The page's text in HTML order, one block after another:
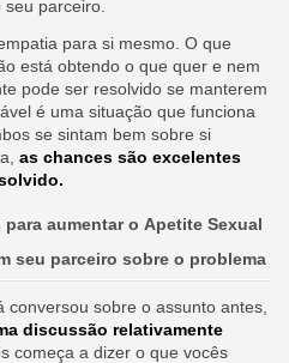
parceiro.
para si mesmo. O que
está obtendo o que quer e nem
pode ser resolvido se manterem
é uma situação que funciona
se sintam bem sobre si
as chances são excelentes
aumentar o Apetite Sexual
seu parceiro sobre o problema
sobre o assunto antes,
discussão relativamente
começa a dizer o que vocês